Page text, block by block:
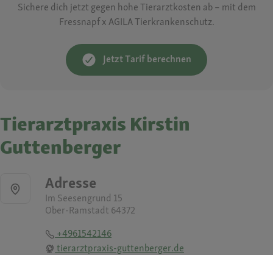
Sichere dich jetzt gegen hohe Tierarztkosten ab – mit dem
Fressnapf x AGILA Tierkrankenschutz.
Jetzt Tarif berechnen
Tierarztpraxis Kirstin
Guttenberger
Adresse
Im Seesengrund 15
Ober-Ramstadt 64372
+4961542146
tierarztpraxis-guttenberger.de